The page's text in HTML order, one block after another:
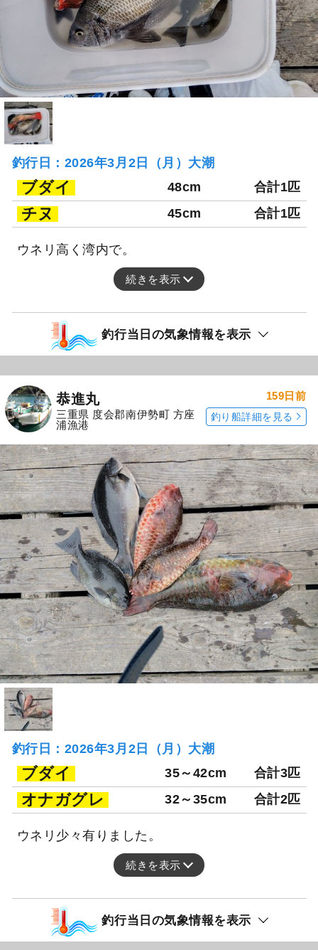
釣行日：2026年3月2日（月）大潮
ブダイ 48cm 合計1匹
チヌ 45cm 合計1匹
ウネリ高く湾内で。
続きを表示
釣行当日の気象情報を表示
恭進丸
三重県 度会郡南伊勢町 方座
浦漁港
159日前
釣り船詳細を見る
釣行日：2026年3月2日（月）大潮
ブダイ 35～42cm 合計3匹
オナガグレ 32～35cm 合計2匹
ウネリ少々有りました。
続きを表示
釣行当日の気象情報を表示